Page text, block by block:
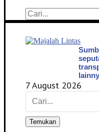
7 August 2026
Temukan